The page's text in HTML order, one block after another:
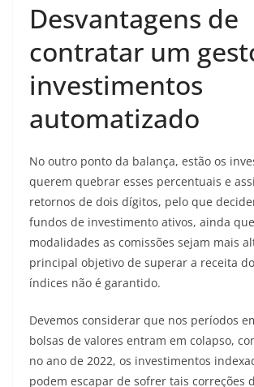
Desvantagens de
contratar um
investimentos
automatizado
No outro ponto da balança, estão os
querem quebrar esses percentuais e
retornos de dois dígitos, pelo que
fundos de investimento ativos, ainda
modalidades as comissões sejam mais
principal objetivo de superar a receita
índices não é garantido.
Devemos considerar que nos períodos
bolsas de valores entram em colapso,
no ano de 2022, os investimentos
podem escapar de sofrer tais correções